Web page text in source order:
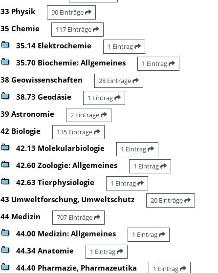
33 Physik 90 Einträge
35 Chemie 117 Einträge
35.14 Elektrochemie 1 Eintrag
35.70 Biochemie: Allgemeines 1 Eintrag
38 Geowissenschaften 28 Einträge
38.73 Geodäsie 1 Eintrag
39 Astronomie 2 Einträge
42 Biologie 135 Einträge
42.13 Molekularbiologie 1 Eintrag
42.60 Zoologie: Allgemeines 1 Eintrag
42.63 Tierphysiologie 1 Eintrag
43 Umweltforschung, Umweltschutz 20 Einträge
44 Medizin 707 Einträge
44.00 Medizin: Allgemeines 1 Eintrag
44.34 Anatomie 1 Eintrag
44.40 Pharmazie, Pharmazeutika 1 Eintrag